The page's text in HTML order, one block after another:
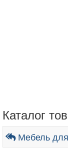
Каталог
Мебель для